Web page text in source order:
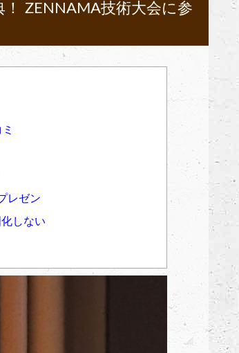
ZENNAMA技術大会に参
レゼン
しない